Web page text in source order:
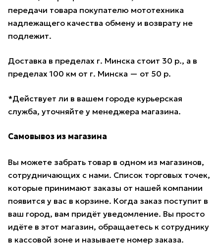
передачи товара покупателю мототехника
надлежащего качества обмену и возврату не
подлежит.
Доставка в пределах г. Минска стоит 30 р., а в
пределах 100 км от г. Минска — от 50 р.
*Действует ли в вашем городе курьерская
служба, уточняйте у менеджера магазина.
Самовывоз из магазина
Вы можете забрать товар в одном из магазинов,
сотрудничающих с нами. Список торговых точек,
которые принимают заказы от нашей компании
появится у вас в корзине. Когда заказ поступит в
ваш город, вам придёт уведомление. Вы просто
идёте в этот магазин, обращаетесь к сотруднику
в кассовой зоне и называете номер заказа.